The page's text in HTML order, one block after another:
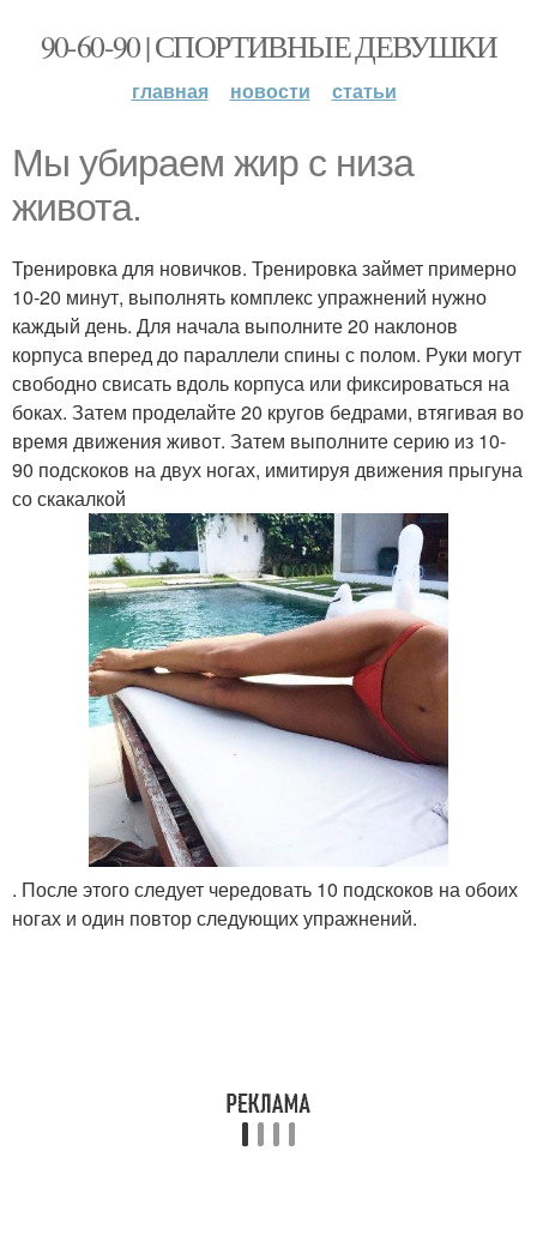
90-60-90 | СПОРТИВНЫЕ ДЕВУШКИ
главная новости статьи
Мы убираем жир с низа
живота.
Тренировка для новичков. Тренировка займет примерно
10-20 минут, выполнять комплекс упражнений нужно
каждый день. Для начала выполните 20 наклонов
корпуса вперед до параллели спины с полом. Руки могут
свободно свисать вдоль корпуса или фиксироваться на
боках. Затем проделайте 20 кругов бедрами, втягивая во
время движения живот. Затем выполните серию из 10-
90 подскоков на двух ногах, имитируя движения прыгуна
со скакалкой
. После этого следует чередовать 10 подскоков на обоих
ногах и один повтор следующих упражнений.